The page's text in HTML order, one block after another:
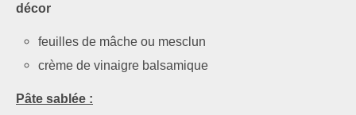
décor
feuilles de mâche ou mesclun
crème de vinaigre balsamique
Pâte sablée :